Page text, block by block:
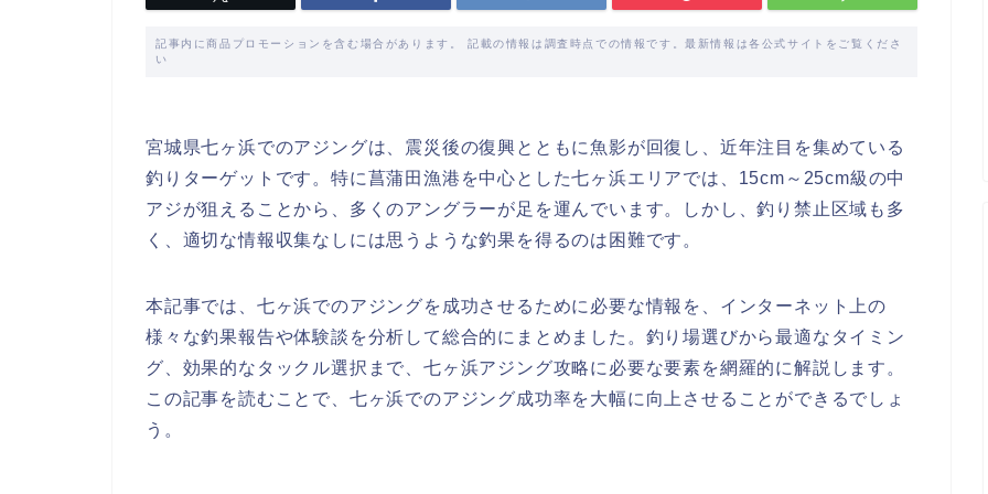
記事内に商品プロモーションを含む場合があります。 記載の情報は調査時点での情報です。最新情報は各公式サイトをご覧くださ
い
宮城県七ヶ浜でのアジングは、震災後の復興とともに魚影が回復し、近年注目を集めている
釣りターゲットです。特に菖蒲田漁港を中心とした七ヶ浜エリアでは、15cm～25cm級の中
アジが狙えることから、多くのアングラーが足を運んでいます。しかし、釣り禁止区域も多
く、適切な情報収集なしには思うような釣果を得るのは困難です。
本記事では、七ヶ浜でのアジングを成功させるために必要な情報を、インターネット上の
様々な釣果報告や体験談を分析して総合的にまとめました。釣り場選びから最適なタイミン
グ、効果的なタックル選択まで、七ヶ浜アジング攻略に必要な要素を網羅的に解説します。
この記事を読むことで、七ヶ浜でのアジング成功率を大幅に向上させることができるでしょ
う。